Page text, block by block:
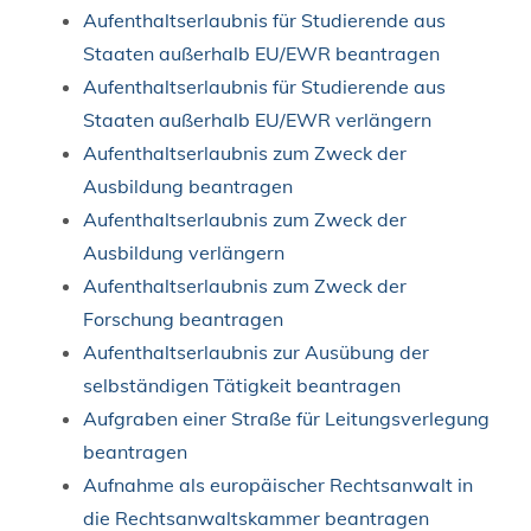
Aufenthaltserlaubnis für Studierende aus
Staaten außerhalb EU/EWR beantragen
Aufenthaltserlaubnis für Studierende aus
Staaten außerhalb EU/EWR verlängern
Aufenthaltserlaubnis zum Zweck der
Ausbildung beantragen
Aufenthaltserlaubnis zum Zweck der
Ausbildung verlängern
Aufenthaltserlaubnis zum Zweck der
Forschung beantragen
Aufenthaltserlaubnis zur Ausübung der
selbständigen Tätigkeit beantragen
Aufgraben einer Straße für Leitungsverlegung
beantragen
Aufnahme als europäischer Rechtsanwalt in
die Rechtsanwaltskammer beantragen